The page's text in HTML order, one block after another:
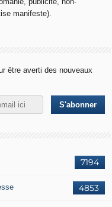
manifeste).
être averti des nouveaux
7194
4853